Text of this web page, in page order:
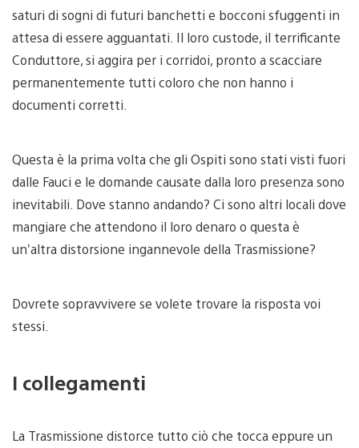
saturi di sogni di futuri banchetti e bocconi sfuggenti in
attesa di essere agguantati. Il loro custode, il terrificante
Conduttore, si aggira per i corridoi, pronto a scacciare
permanentemente tutti coloro che non hanno i
documenti corretti.
Questa è la prima volta che gli Ospiti sono stati visti fuori
dalle Fauci e le domande causate dalla loro presenza sono
inevitabili. Dove stanno andando? Ci sono altri locali dove
mangiare che attendono il loro denaro o questa è
un’altra distorsione ingannevole della Trasmissione?
Dovrete sopravvivere se volete trovare la risposta voi
stessi.
I collegamenti
La Trasmissione distorce tutto ciò che tocca eppure un